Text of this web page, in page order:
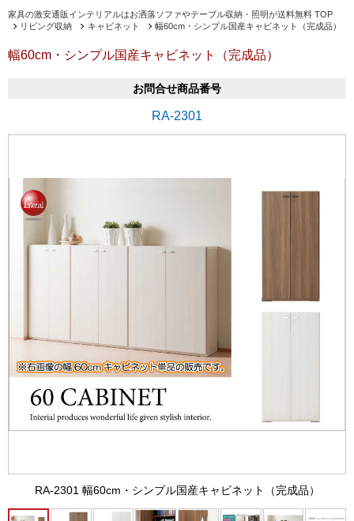
家具の激安通販インテリアルはお洒落ソファやテーブル収納・照明が送料無料 TOP
リビング収納
キャビネット 幅60cm・シンプル国産キャビネット（完成品）
幅60cm・シンプル国産キャビネット（完成品）
お問合せ商品番号
RA-2301
RA-2301 幅60cm・シンプル国産キャビネット（完成品）